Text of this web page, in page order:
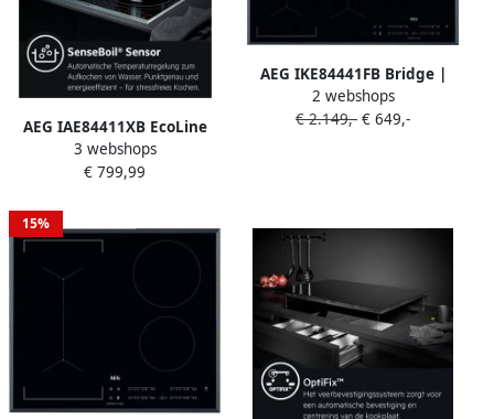
AEG IAE84411XB EcoLine
Ingebouwd Zone van
inductiekookplaat Zwart
3 webshops
€ 799,99
AEG IKE84441FB Bridge |
Inductiekookplaten |
Keuken&Koken Kookplaten
2 webshops
€ 2.149,- € 649,-
15%